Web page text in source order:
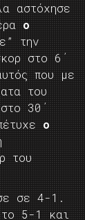
αστόχησε
ο
την
στο 6΄
που με
του
στο 30΄
ο
του
σε 4-1.
5-1 και